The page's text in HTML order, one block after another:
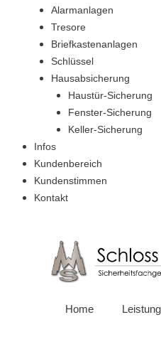
Alarmanlagen
Tresore
Briefkastenanlagen
Schlüssel
Hausabsicherung
Haustür-Sicherung
Fenster-Sicherung
Keller-Sicherung
Infos
Kundenbereich
Kundenstimmen
Kontakt
Home